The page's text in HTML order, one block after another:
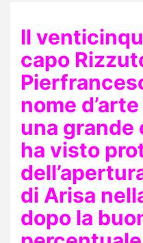
Il
capo
nome
una grande
ha visto
di Arisa
dopo la